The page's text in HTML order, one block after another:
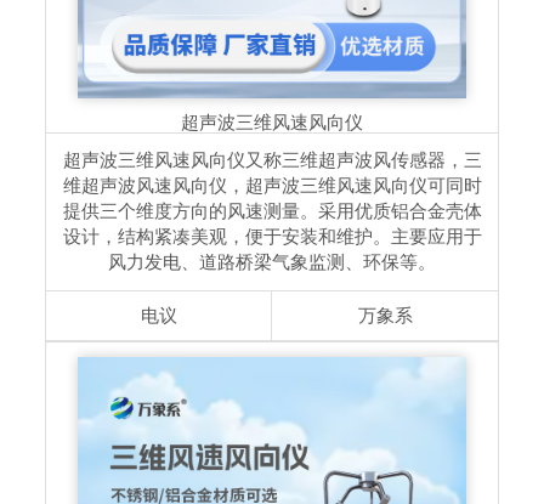
超声波三维风速风向仪
超声波三维风速风向仪又称三维超声波风传感器，三
维超声波风速风向仪，超声波三维风速风向仪可同时
提供三个维度方向的风速测量。采用优质铝合金壳体
设计，结构紧凑美观，便于安装和维护。主要应用于
风力发电、道路桥梁气象监测、环保等。
电议 万象系